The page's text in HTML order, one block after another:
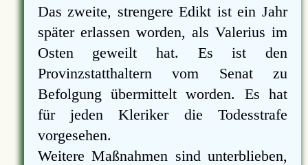
Das zweite, strengere Edikt ist ein Jahr
später erlassen worden, als Valerius im
Osten geweilt hat. Es ist den
Provinzstatthaltern vom Senat zu
Befolgung übermittelt worden. Es hat
für jeden Kleriker die Todesstrafe
vorgesehen.
Weitere Maßnahmen sind unterblieben,